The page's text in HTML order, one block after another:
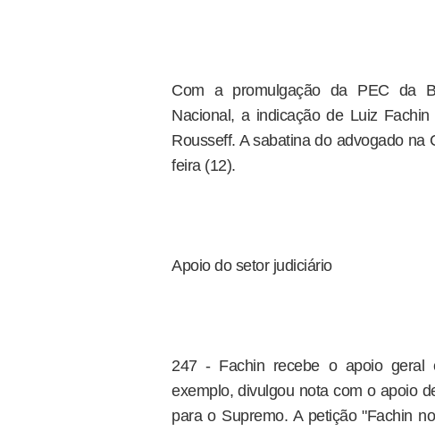
Com a promulgação da PEC da
Nacional, a indicação de Luiz
Rousseff. A sabatina do advogado
feira (12).
Apoio do setor judiciário
247 - Fachin recebe o apoio geral
exemplo, divulgou nota com o apoio
para o Supremo. A petição "Fachin